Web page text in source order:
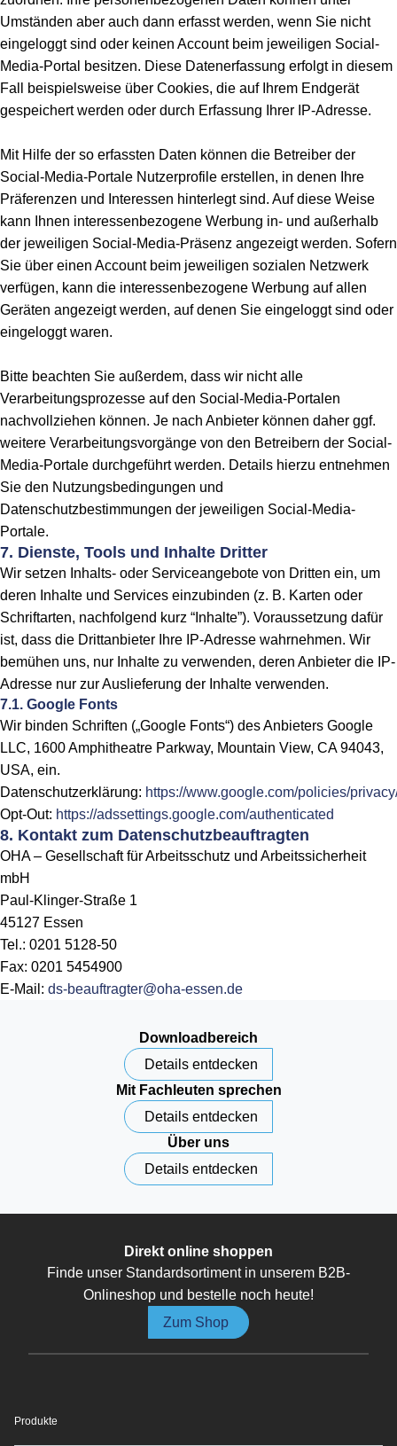
Umständen aber auch dann erfasst werden, wenn Sie nicht
eingeloggt sind oder keinen Account beim jeweiligen Social-
Media-Portal besitzen. Diese Datenerfassung erfolgt in diesem
Fall beispielsweise über Cookies, die auf Ihrem Endgerät
gespeichert werden oder durch Erfassung Ihrer IP-Adresse.
Mit Hilfe der so erfassten Daten können die Betreiber der
Social-Media-Portale Nutzerprofile erstellen, in denen Ihre
Präferenzen und Interessen hinterlegt sind. Auf diese Weise
kann Ihnen interessenbezogene Werbung in- und außerhalb
der jeweiligen Social-Media-Präsenz angezeigt werden. Sofern
Sie über einen Account beim jeweiligen sozialen Netzwerk
verfügen, kann die interessenbezogene Werbung auf allen
Geräten angezeigt werden, auf denen Sie eingeloggt sind oder
eingeloggt waren.
Bitte beachten Sie außerdem, dass wir nicht alle
Verarbeitungsprozesse auf den Social-Media-Portalen
nachvollziehen können. Je nach Anbieter können daher ggf.
weitere Verarbeitungsvorgänge von den Betreibern der Social-
Media-Portale durchgeführt werden. Details hierzu entnehmen
Sie den Nutzungsbedingungen und
Datenschutzbestimmungen der jeweiligen Social-Media-
Portale.
7. Dienste, Tools und Inhalte Dritter
Wir setzen Inhalts- oder Serviceangebote von Dritten ein, um
deren Inhalte und Services einzubinden (z. B. Karten oder
Schriftarten, nachfolgend kurz “Inhalte”). Voraussetzung dafür
ist, dass die Drittanbieter Ihre IP-Adresse wahrnehmen. Wir
bemühen uns, nur Inhalte zu verwenden, deren Anbieter die IP-
Adresse nur zur Auslieferung der Inhalte verwenden.
7.1. Google Fonts
Wir binden Schriften („Google Fonts“) des Anbieters Google
LLC, 1600 Amphitheatre Parkway, Mountain View, CA 94043,
USA, ein.
Datenschutzerklärung: https://www.google.com/policies/
Opt-Out: https://adssettings.google.com/authenticated
8. Kontakt zum Datenschutz­beauftragten
OHA – Gesellschaft für Arbeitsschutz und Arbeitssicherheit
mbH
Paul-Klinger-Straße 1
45127 Essen
Tel.: 0201 5128-50
Fax: 0201 5454900
E-Mail: ds-beauftragter@oha-essen.de
Downloadbereich
Details entdecken
Mit Fachleuten sprechen
Details entdecken
Über uns
Details entdecken
Direkt online shoppen
Finde unser Standardsortiment in unserem B2B-
Onlineshop und bestelle noch heute!
Zum Shop
Produkte